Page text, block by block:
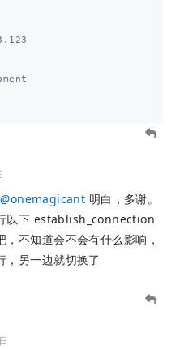
@onemagicant 明白，多谢。
以下 establish_connection
不知道会不会有什么影响，
，另一边就切换了